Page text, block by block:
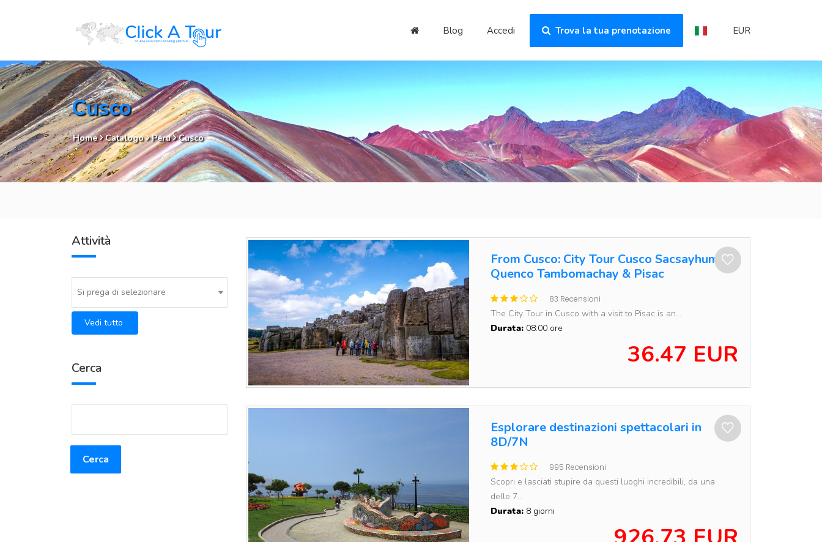
Blog Accedi Trova la tua prenotazione EUR
Cusco
Home Catalogo Peru Cusco
Attività
Si prega di selezionare
Vedi tutto
Cerca
Cerca
From Cusco: City Tour Cusco Sacsayhuman
Quenco Tambomachay & Pisac
83 Recensioni
The City Tour in Cusco with a visit to Pisac is an...
Durata: 08:00 ore
36.47 EUR
Esplorare destinazioni spettacolari in
8D/7N
995 Recensioni
Scopri e lasciati stupire da questi luoghi incredibili, da una
delle 7...
Durata: 8 giorni